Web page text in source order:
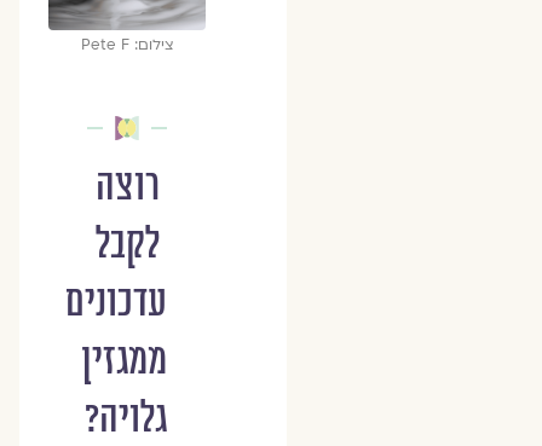
צילום: Pete F
רוצה
לקבל
עדכונים
ממגזין
גלויה?